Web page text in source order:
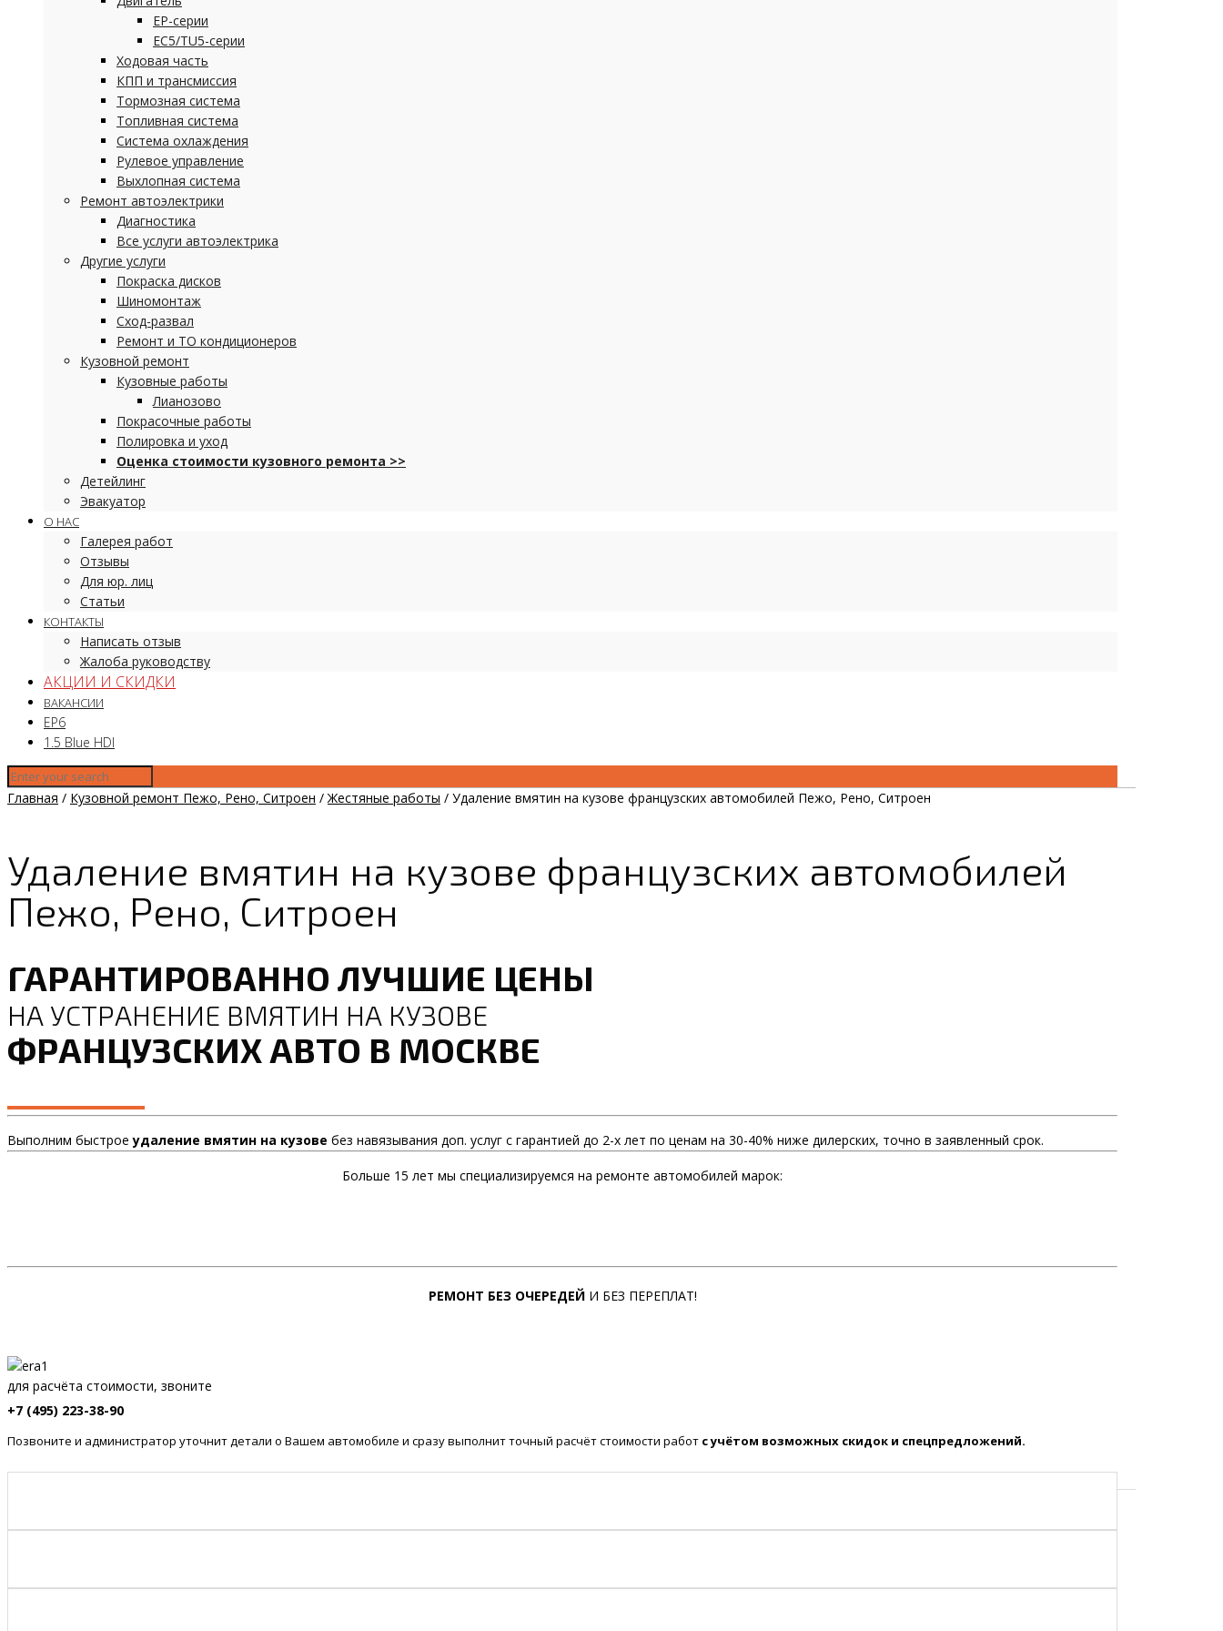
EP-серии
EC5/TU5-серии
Ходовая часть
КПП и трансмиссия
Тормозная система
Топливная система
Система охлаждения
Рулевое управление
Выхлопная система
Ремонт автоэлектрики
Диагностика
Все услуги автоэлектрика
Другие услуги
Покраска дисков
Шиномонтаж
Сход-развал
Ремонт и ТО кондиционеров
Кузовной ремонт
Кузовные работы
Лианозово
Покрасочные работы
Полировка и уход
Оценка стоимости кузовного ремонта >>
Детейлинг
Эвакуатор
О НАС
Галерея работ
Отзывы
Для юр. лиц
Статьи
КОНТАКТЫ
Написать отзыв
Жалоба руководству
АКЦИИ И СКИДКИ
ВАКАНСИИ
EP6
1.5 Blue HDI
Главная / Кузовной ремонт Пежо, Рено, Ситроен / Жестяные работы / Удаление вмятин на кузове французских автомобилей Пежо, Рено, Ситроен
Удаление вмятин на кузове французских автомобилей
Пежо, Рено, Ситроен
ГАРАНТИРОВАННО ЛУЧШИЕ ЦЕНЫ
НА УСТРАНЕНИЕ ВМЯТИН НА КУЗОВЕ
ФРАНЦУЗСКИХ АВТО В МОСКВЕ
Выполним быстроеудаление вмятин на кузове без навязывания доп. услуг с гарантией до 2-х лет по ценам на 30-40% ниже дилерских, точно в заявленный срок.
Больше 15 лет мы специализируемся на ремонте автомобилей марок:
РЕМОНТ БЕЗ ОЧЕРЕДЕЙИ БЕЗ ПЕРЕПЛАТ!
для расчёта стоимости, звоните
+7 (495) 223-38-90
Позвоните и администратор уточнит детали о Вашем автомобиле и сразу выполнит точный расчёт стоимости работ с учётом возможных скидок и спецпредложений.